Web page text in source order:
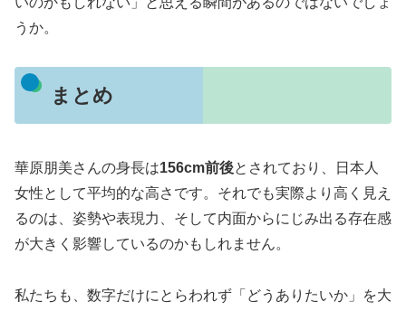
うか。
まとめ
華原朋美さんの身長は156cm前後とされており、日本人
女性として平均的な高さです。それでも実際より高く見え
るのは、姿勢や表現力、そして内面からにじみ出る存在感
が大きく影響しているのかもしれません。
私たちも、数字だけにとらわれず「どうありたいか」を大